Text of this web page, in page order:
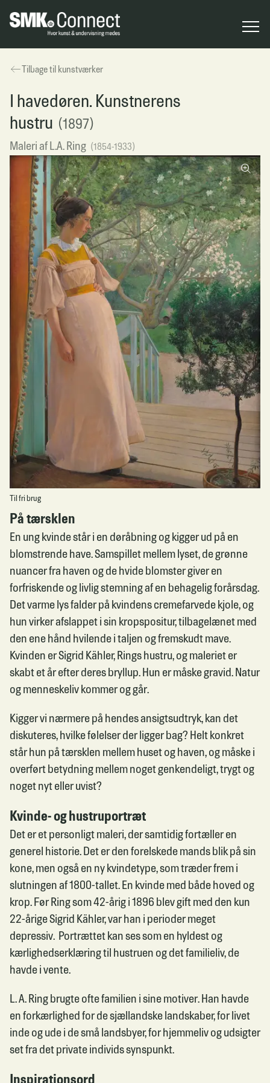
Tilbage til kunstværker
I havedøren. Kunstnerens
hustru (1897)
Maleri af L.A. Ring (1854-1933 )
Til fri brug
På tærsklen
En ung kvinde står i en døråbning og kigger ud på en
blomstrende have. Samspillet mellem lyset, de grønne
nuancer fra haven og de hvide blomster giver en
forfriskende og livlig stemning af en behagelig forårsdag.
Det varme lys falder på kvindens cremefarvede kjole, og
hun virker afslappet i sin kropspositur, tilbagelænet med
den ene hånd hvilende i taljen og fremskudt mave.
Kvinden er Sigrid Kähler, Rings hustru, og maleriet er
skabt et år efter deres bryllup. Hun er måske gravid. Natur
og menneskeliv kommer og går.
Kigger vi nærmere på hendes ansigtsudtryk, kan det
diskuteres, hvilke følelser der ligger bag? Helt konkret
står hun på tærsklen mellem huset og haven, og måske i
overført betydning mellem noget genkendeligt, trygt og
noget nyt eller uvist?
Kvinde- og hustruportræt
Det er et personligt maleri, der samtidig fortæller en
generel historie. Det er den forelskede mands blik på sin
kone, men også en ny kvindetype, som træder frem i
slutningen af 1800-tallet. En kvinde med både hoved og
krop. Før Ring som 42-årig i 1896 blev gift med den kun
22-årige Sigrid Kähler, var han i perioder meget
depressiv. Portrættet kan ses som en hyldest og
kærlighedserklæring til hustruen og det familieliv, de
havde i vente.
L. A. Ring brugte ofte familien i sine motiver. Han havde
en forkærlighed for de sjællandske landskaber, for livet
inde og ude i de små landsbyer, for hjemmeliv og udsigter
set fra det private individs synspunkt.